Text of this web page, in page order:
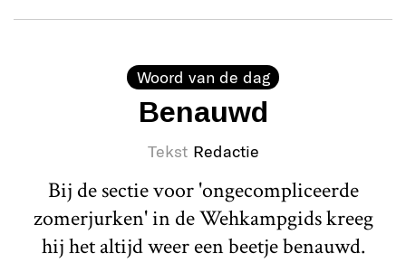
Woord van de dag
Benauwd
Tekst Redactie
Bij de sectie voor 'ongecompliceerde
zomerjurken' in de Wehkampgids kreeg
hij het altijd weer een beetje benauwd.